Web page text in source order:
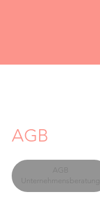
AGB
AGB
Unternehmensberatung